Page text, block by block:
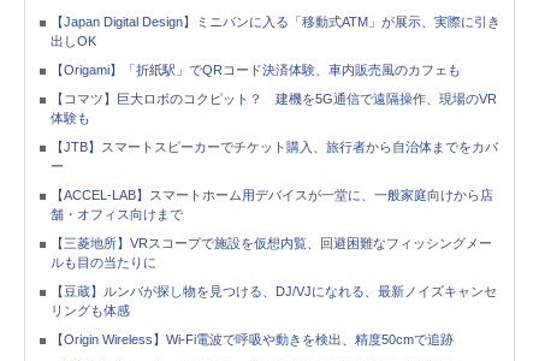
【Japan Digital Design】ミニバンに入る「移動式ATM」が展示、実際に引き
出しOK
【Origami】「折紙駅」でQRコード決済体験、車内販売風のカフェも
【コマツ】巨大ロボのコクピット？ 建機を5G通信で遠隔操作、現場のVR
体験も
【JTB】スマートスピーカーでチケット購入、旅行者から自治体までをカバ
ー
【ACCEL-LAB】スマートホーム用デバイスが一堂に、一般家庭向けから店
舗・オフィス向けまで
【三菱地所】VRスコープで施設を仮想内覧、回避困難なフィッシングメー
ルも目の当たりに
【豆蔵】ルンバが探し物を見つける、DJ/VJになれる、最新ノイズキャンセ
リングも体感
【Origin Wireless】Wi-Fi電波で呼吸や動きを検出、精度50cmで追跡